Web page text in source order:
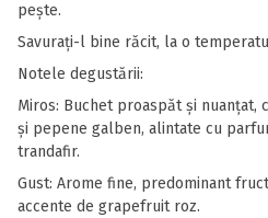
peşte.
Savuraţi-l bine răcit, la o
Notele degustării:
Miros: Buchet proaspăt şi nuanţat,
şi pepene galben, alintate cu
trandafir.
Gust: Arome fine, predominant
accente de grapefruit roz.